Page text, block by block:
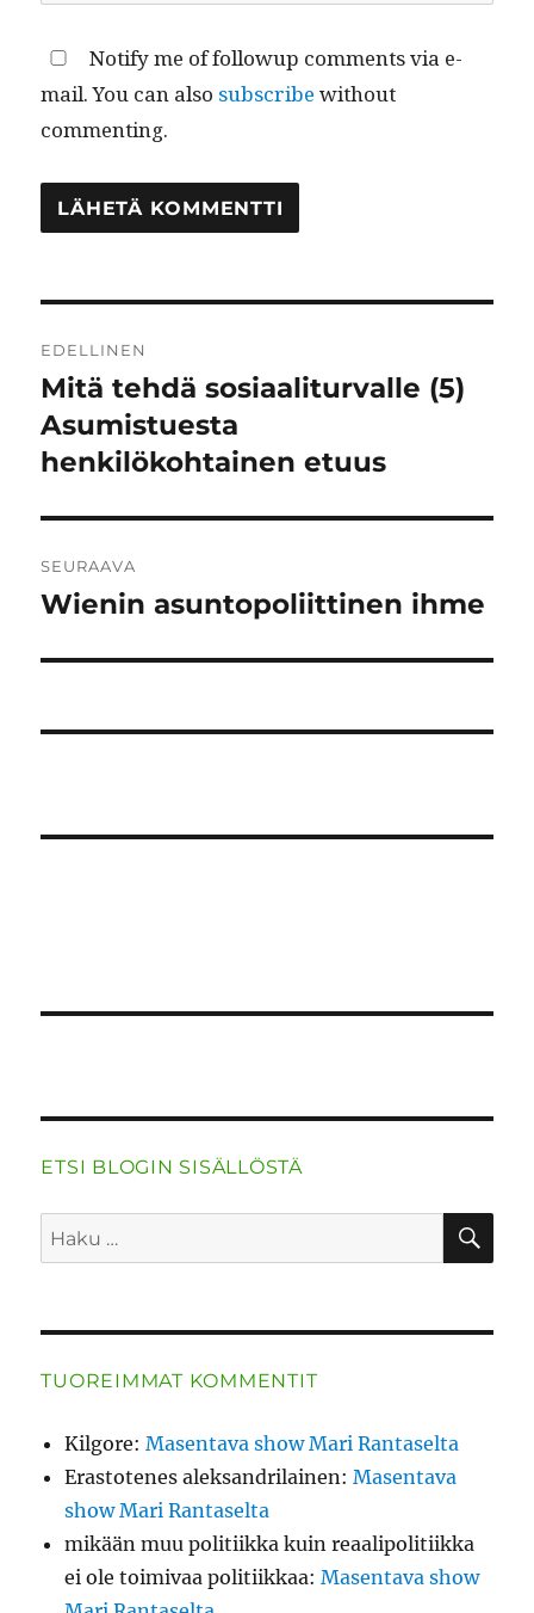
Notify me of followup comments via e-
mail. You can also subscribe without
commenting.
selaus
EDELLINEN
Edellinen
artikkeli:
Mitä tehdä sosiaaliturvalle (5)
Asumistuesta
henkilökohtainen etuus
SEURAAVA
Seuraava
Wienin asuntopoliittinen ihme
ETSI BLOGIN SISÄLLÖSTÄ
Etsi:
TUOREIMMAT KOMMENTIT
Kilgore:Masentava show Mari Rantaselta
Erastotenes aleksandrilainen:Masentava
show Mari Rantaselta
mikään muu politiikka kuin reaalipolitiikka
ei ole toimivaa politiikkaa:Masentava show